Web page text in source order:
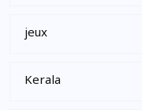
jeux
Kerala